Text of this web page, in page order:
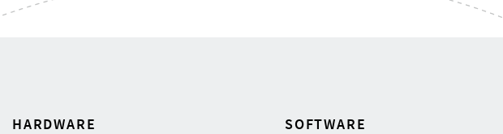
HARDWARE SOFTWARE